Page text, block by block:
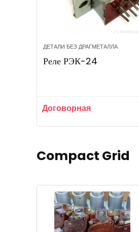
ДЕТАЛИ БЕЗ ДРАГМЕТАЛЛА
Реле РЭК-24
Договорная
Compact Grid